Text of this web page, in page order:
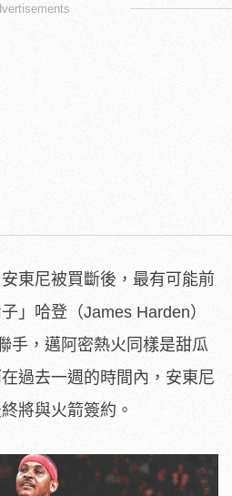
東尼被買斷後，最有可能前
」哈登（James Harden）
手，邁阿密熱火同樣是甜瓜
過去一週的時間內，安東尼
將與火箭簽約。